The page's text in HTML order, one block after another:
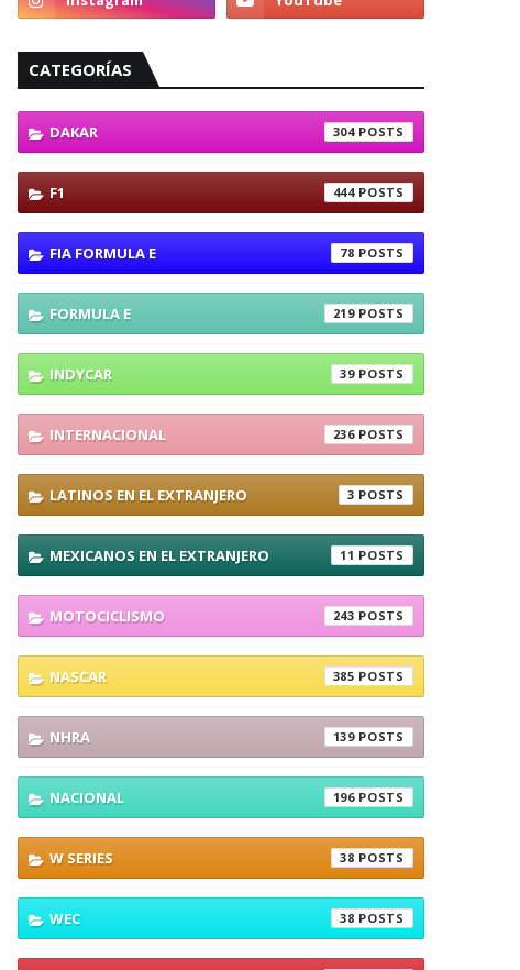
CATEGORÍAS
DAKAR 304
F1 444
FIA FORMULA E 78
FORMULA E 219
INDYCAR 39
INTERNACIONAL 236
LATINOS EN EL EXTRANJERO 3
MEXICANOS EN EL EXTRANJERO 11
MOTOCICLISMO 243
NASCAR 385
NHRA 139
NACIONAL 196
W SERIES 38
WEC 38